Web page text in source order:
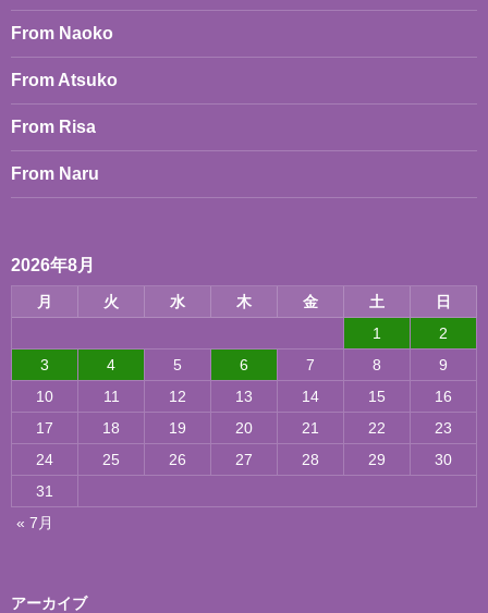
ョ
ン
From Naoko
From Atsuko
From Risa
From Naru
2026年8月
月 火 水 木 金 土
日
1
2
3
4 5 6 7 8
9
10
11 12 13 14 15
16
17
18 19 20 21 22
23
24
25 26 27 28 29
30
31
« 7月
アーカイブ